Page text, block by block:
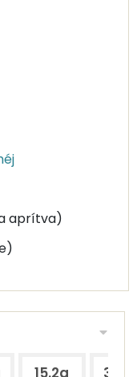
aprítva)
15.2g